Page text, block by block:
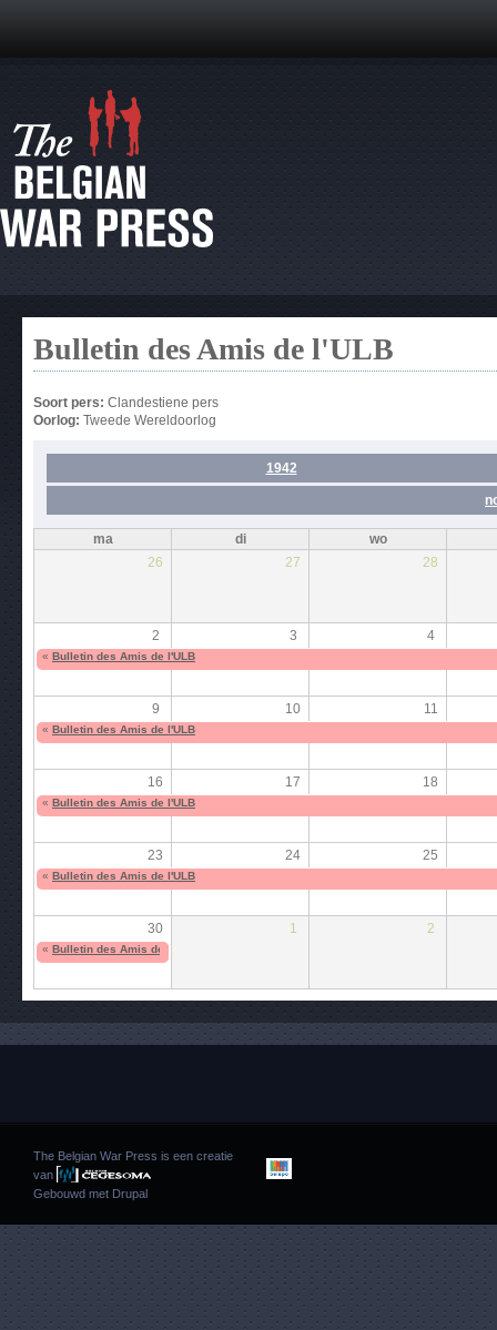
Bulletin des Amis de l'ULB
Soort pers: Clandestiene pers
Oorlog: Tweede Wereldoorlog
1942
ma di
wo
26
27 28
2 3 4
« Bulletin des Amis de l'ULB
9 10 11
« Bulletin des Amis de l'ULB
16 17 18
« Bulletin des Amis de l'ULB
23 24 25
« Bulletin des Amis de l'ULB
30 1 2
« Bulletin des Amis de l'ULB
The Belgian War Press is een creatie
van
Gebouwd met Drupal